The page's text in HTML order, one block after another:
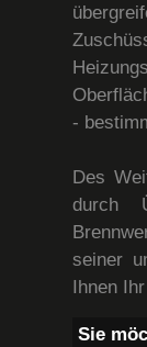
-
Des
durch
seiner
Ihnen
Sie